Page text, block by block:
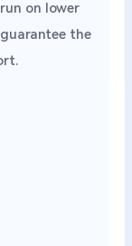
on lower
the